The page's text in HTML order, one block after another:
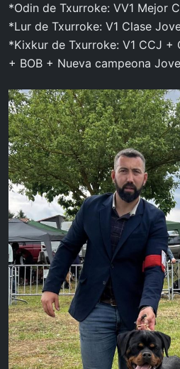
*Odin de Txurroke: VV1 Mejor
*Lur de Txurroke: V1 Clase
*Kixkur de Txurroke: V1 CCJ +
+ BOB + Nueva campeona